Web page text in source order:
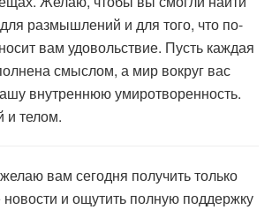
размышлений и для того, что по-
вам удовольствие. Пусть каждая
смыслом, а мир вокруг вас
внутреннюю умиротворенность.
и телом.
вам сегодня получить только
и ощутить полную поддержку